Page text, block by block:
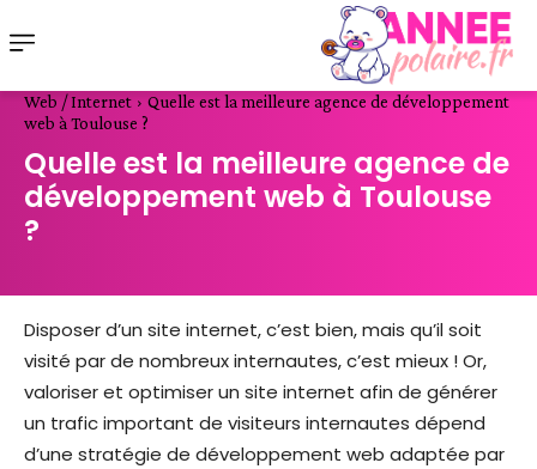
Web / Internet
Quelle est la meilleure agence de développement
web à Toulouse ?
Quelle est la meilleure agence de
développement web à Toulouse
?
Disposer d’un site internet, c’est bien, mais qu’il soit
visité par de nombreux internautes, c’est mieux ! Or,
valoriser et optimiser un site internet afin de générer
un trafic important de visiteurs internautes dépend
d’une stratégie de développement web adaptée par